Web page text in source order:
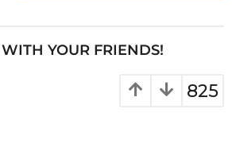
YOUR FRIENDS!
825